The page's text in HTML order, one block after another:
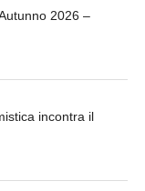
2026 –
incontra il